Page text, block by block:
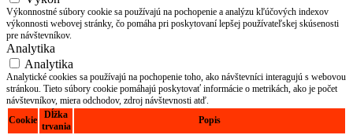
Výkonnostné súbory cookie sa používajú na pochopenie a analýzu kľúčových indexov
výkonnosti webovej stránky, čo pomáha pri poskytovaní lepšej používateľskej skúsenosti
pre návštevníkov.
Analytika
Analytika
Analytické cookies sa používajú na pochopenie toho, ako návštevníci interagujú s webovou
stránkou. Tieto súbory cookie pomáhajú poskytovať informácie o metrikách, ako je počet
návštevníkov, miera odchodov, zdroj návštevnosti atď.
Cookie
Dĺžka
trvania
Popis